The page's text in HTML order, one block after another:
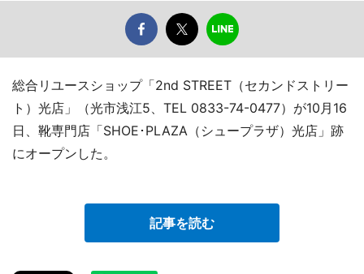
総合リユースショップ「2nd STREET（セカンドストリー
ト）光店」（光市浅江5、TEL 0833-74-0477）が10月16
日、靴専門店「SHOE･PLAZA（シュープラザ）光店」跡
にオープンした。
記事を読む